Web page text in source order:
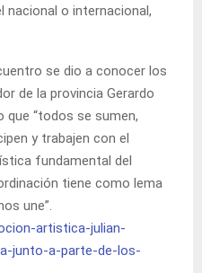
nacional o internacional,
se dio a conocer los
de la provincia Gerardo
que “todos se sumen,
y trabajen con el
fundamental del
tiene como lema
une”.